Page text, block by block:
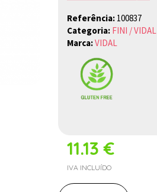
Referência: 100837
Categoria: FINI / VIDAL
Marca:VIDAL
11.13 €
IVA INCLUÍDO